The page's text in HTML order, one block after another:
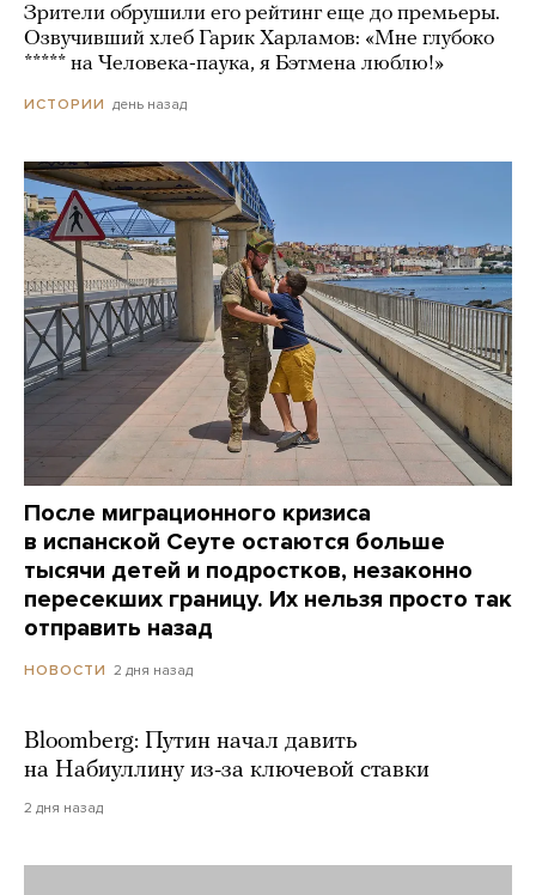
Зрители обрушили его рейтинг еще до премьеры.
Озвучивший хлеб Гарик Харламов: «Мне глубоко
***** на Человека-паука, я Бэтмена люблю!»
ИСТОРИИ день назад
После миграционного кризиса
в испанской Сеуте остаются больше
тысячи детей и подростков, незаконно
пересекших границу. Их нельзя просто так
отправить назад
НОВОСТИ 2 дня назад
Bloomberg: Путин начал давить
на Набиуллину из-за ключевой ставки
2 дня назад